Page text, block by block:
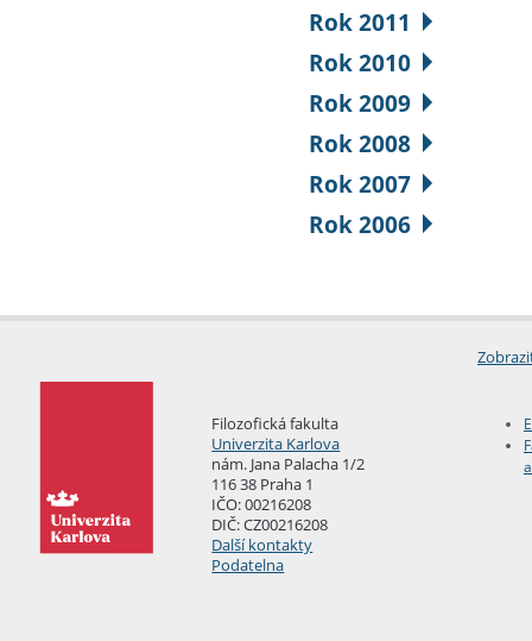
Rok 2011
Rok 2010
Rok 2009
Rok 2008
Rok 2007
Rok 2006
Filozofická fakulta
Univerzita Karlova
nám. Jana Palacha 1/2
116 38 Praha 1
IČO: 00216208
DIČ: CZ00216208
Další kontakty
Podatelna